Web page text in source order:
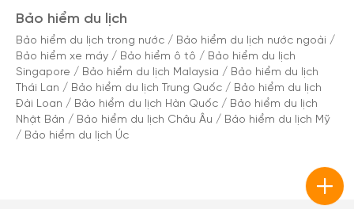
Bảo hiểm du lịch
Bảo hiểm du lịch trong nước / Bảo hiểm du lịch nước ngoài /
Bảo hiểm xe máy / Bảo hiểm ô tô / Bảo hiểm du lịch
Singapore / Bảo hiểm du lịch Malaysia / Bảo hiểm du lịch
Thái Lan / Bảo hiểm du lịch Trung Quốc / Bảo hiểm du lịch
Đài Loan / Bảo hiểm du lịch Hàn Quốc / Bảo hiểm du lịch
Nhật Bản / Bảo hiểm du lịch Châu Âu / Bảo hiểm du lịch Mỹ
/ Bảo hiểm du lịch Úc